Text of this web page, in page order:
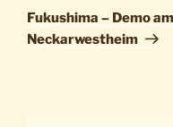
Beitrag
Fukushima – Demo
Neckarwestheim